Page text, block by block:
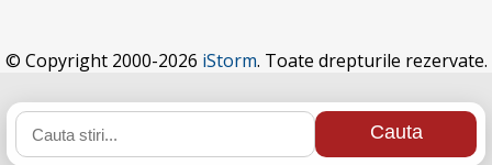
© Copyright 2000-2026 iStorm. Toate drepturile rezervate.